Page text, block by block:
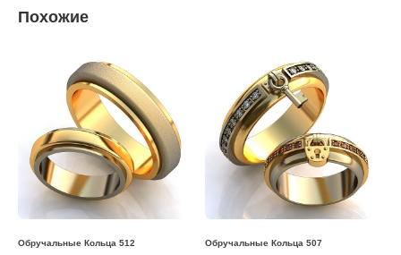
Похожие
Обручальные Кольца 512 Обручальные Кольца 507